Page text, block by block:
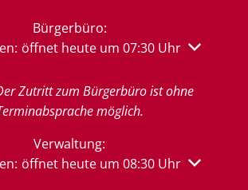
Bürgerbüro:
weitere Öffnungs- oder Schließzeiten
öffnet heute um 07:30 Uhr
Zutritt zum Bürgerbüro ist ohne
möglich.
Verwaltung:
weitere Öffnungs- oder Schließzeiten
öffnet heute um 08:30 Uhr